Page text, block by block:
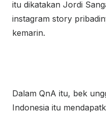
itu dikatakan Jordi
instagram story
kemarin.
Dalam QnA itu, bek
Indonesia itu